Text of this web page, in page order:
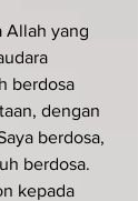
Allah yang
berdosa
dengan
berdosa,
berdosa.
kepada